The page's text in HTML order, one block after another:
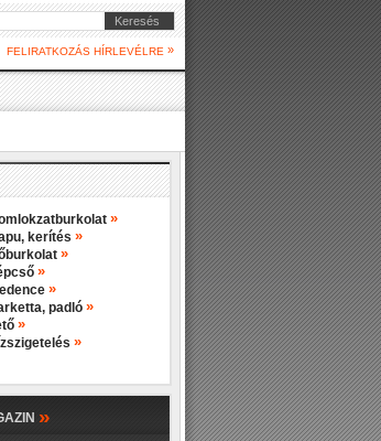
Keresés
FELIRATKOZÁS HÍRLEVÉLRE »
»
kerítés »
»
»
»
padló »
»
»
»